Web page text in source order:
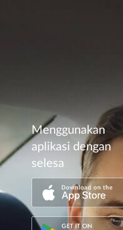
Menggunakan
aplikasi dengan
selesa